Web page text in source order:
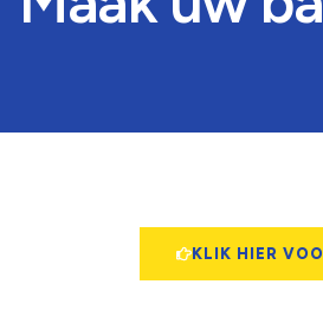
KLIK HIER